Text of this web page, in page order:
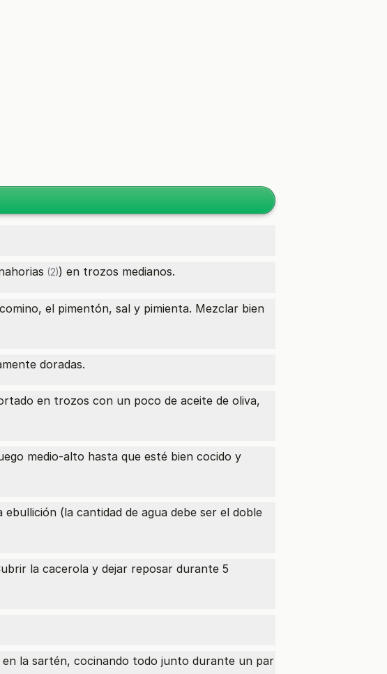
(2)) en trozos medianos.
el pimentón, sal y pimienta. Mezclar bien
doradas.
en trozos con un poco de aceite de oliva,
medio-alto hasta que esté bien cocido y
(la cantidad de agua debe ser el doble
la cacerola y dejar reposar durante 5
la sartén, cocinando todo junto durante un par